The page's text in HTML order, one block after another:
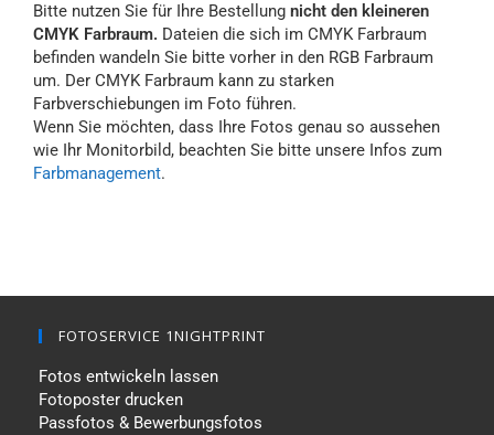
Bitte nutzen Sie für Ihre Bestellung nicht den kleineren
CMYK Farbraum. Dateien die sich im CMYK Farbraum
befinden wandeln Sie bitte vorher in den RGB Farbraum
um. Der CMYK Farbraum kann zu starken
Farbverschiebungen im Foto führen.
Wenn Sie möchten, dass Ihre Fotos genau so aussehen
wie Ihr Monitorbild, beachten Sie bitte unsere Infos zum
Farbmanagement.
FOTOSERVICE 1NIGHTPRINT
Fotos entwickeln lassen
Fotoposter drucken
Passfotos & Bewerbungsfotos